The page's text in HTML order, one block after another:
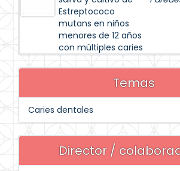
Estreptococo
mutans en niños
menores de 12 años
con múltiples caries
Temas
Caries dentales
Director /